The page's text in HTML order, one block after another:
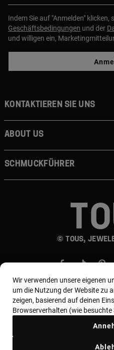
Indem Sie auf "Anmelden" klicken,
Geschäftsbedingungen und der
und willigen ein,
© TOUS,
Kontaktieren sie uns
About us
Schmuckführer
Land und
Allgemeine
Wir verwenden unsere eigenen
um die Nutzung der Website zu
zeigen, basierend auf deinen
Browserverhalten (wie besuchte